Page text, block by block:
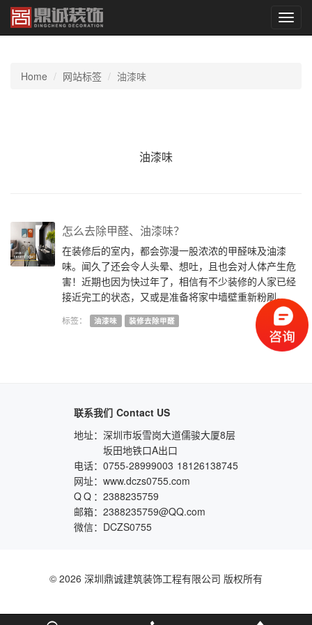
切
换
Home 网站标签 油漆味
油漆味
怎么去除甲醛、油漆味？
在装修后的室内，都会弥漫一股浓浓的甲醛味及油漆
味。闻久了还会令人头晕、想吐，且也会对人体产生危
害！近期也因为快过年了，相信有不少装修的人家已经
接近完工的状态，又或是准备将家中墙壁重新粉刷。
标签： 油漆味 装修去除甲醛
联系我们 Contact US
地址： 深圳市坂雪岗大道儒骏大厦8层
坂田地铁口A出口
电话： 0755-28999003 18126138745
网址： www.dczs0755.com
QQ ： 2388235759
邮箱： 2388235759@QQ.com
微信： DCZS0755
© 2026 深圳鼎诚建筑装饰工程有限公司 版权所有